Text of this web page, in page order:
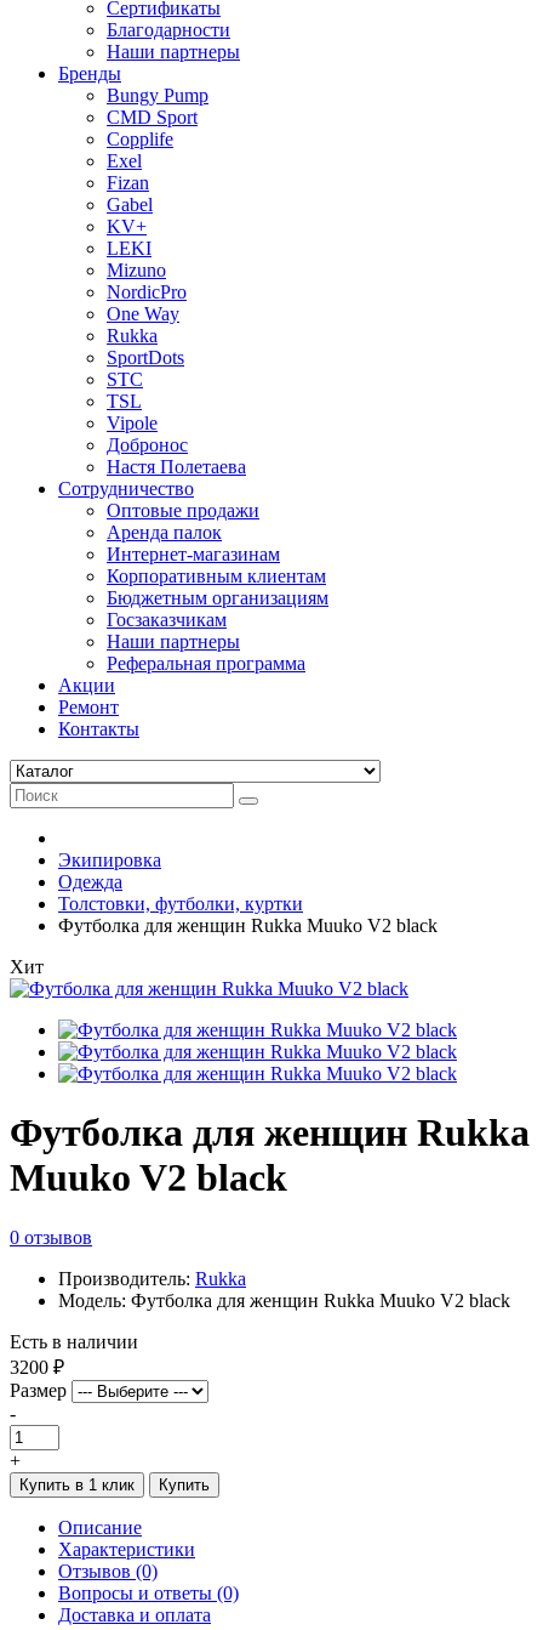
Сертификаты
Благодарности
Наши партнеры
Бренды
Bungy Pump
CMD Sport
Copplife
Exel
Fizan
Gabel
KV+
LEKI
Mizuno
NordicPro
One Way
Rukka
SportDots
STC
TSL
Vipole
Добронос
Настя Полетаева
Сотрудничество
Оптовые продажи
Аренда палок
Интернет-магазинам
Корпоративным клиентам
Бюджетным организациям
Госзаказчикам
Наши партнеры
Реферальная программа
Акции
Ремонт
Контакты
Экипировка
Одежда
Толстовки, футболки, куртки
Футболка для женщин Rukka Muuko V2 black
Хит
Футболка для женщин Rukka
Muuko V2 black
0 отзывов
Производитель: Rukka
Модель: Футболка для женщин Rukka Muuko V2 black
Есть в наличии
3200 ₽
Размер
-
+
Купить в 1 клик Купить
Описание
Характеристики
Отзывов (0)
Вопросы и ответы (0)
Доставка и оплата